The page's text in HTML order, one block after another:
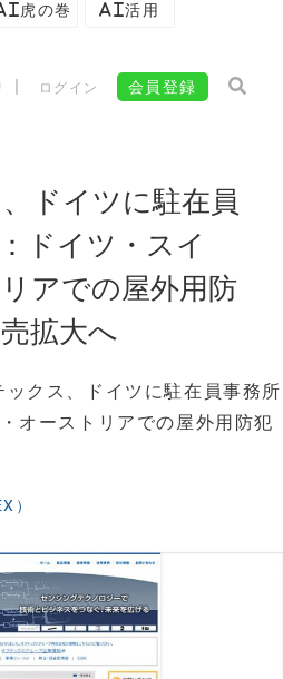
虎の巻 AI活用
ログイン 会員登録
ドイツに駐在員
ドイツ・スイ
アでの屋外用防
拡大へ
ックス、ドイツに駐在員事務所
オーストリアでの屋外用防犯
）